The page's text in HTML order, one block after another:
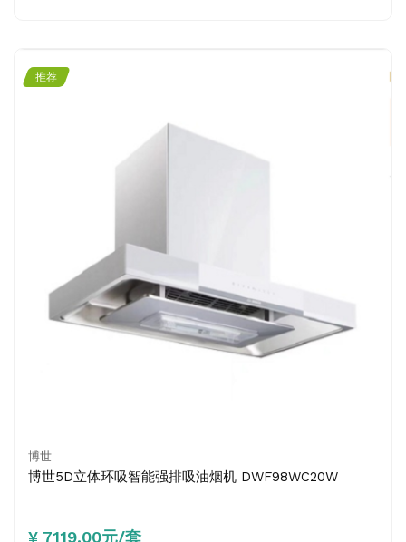
推荐
博世
博世5D立体环吸智能强排吸油烟机 DWF98WC20W
¥ 7119.00元/套